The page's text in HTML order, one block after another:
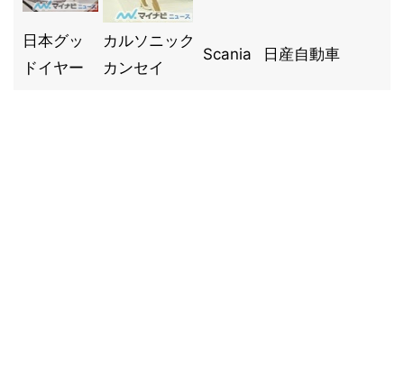
日本グッ
ドイヤー
カルソニック
カンセイ
Scania 日産自動車